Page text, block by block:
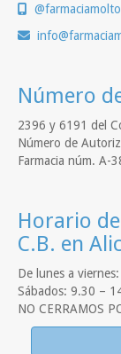
info
Número
2396 y 6191 del
Número de
Farmacia núm. A-
Horario
C.B. en
De lunes a
Sábados: 9.30 –
NO CERRAMOS